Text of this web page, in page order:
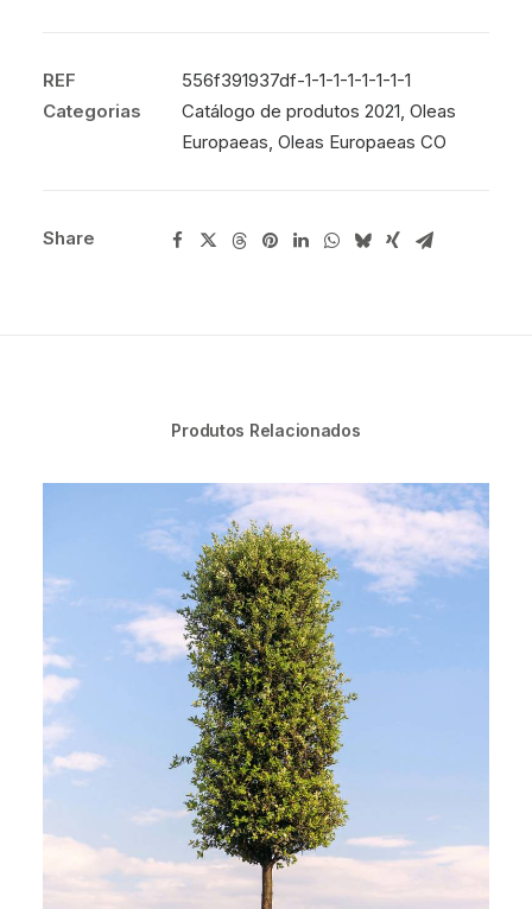
REF
556f391937df-1-1-1-1-1-1-1-1
Categorias
Catálogo de produtos 2021, Oleas
Europaeas, Oleas Europaeas CO
Share
Produtos Relacionados